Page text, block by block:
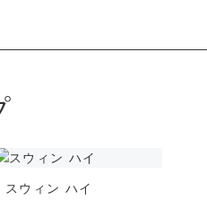
スウィン ハイ